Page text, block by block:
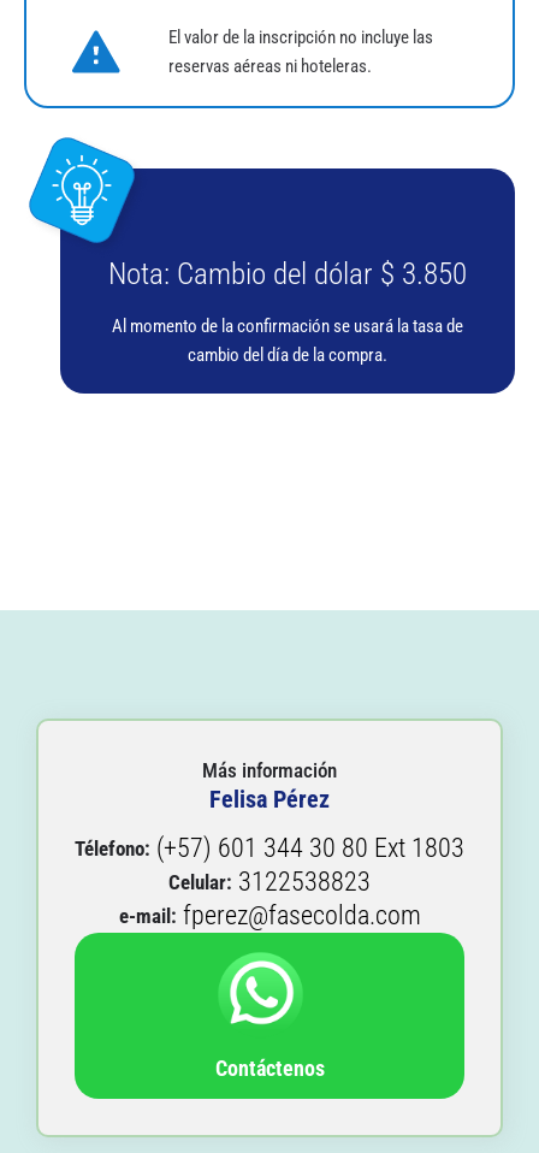
El valor de la inscripción no incluye las
reservas aéreas ni hoteleras.
Nota: Cambio del dólar $ 3.850
Al momento de la confirmación se usará la tasa de
cambio del día de la compra.
Más información
Felisa Pérez
Télefono: (+57) 601 344 30 80 Ext 1803
Celular: 3122538823
e-mail: fperez@fasecolda.com
Contáctenos